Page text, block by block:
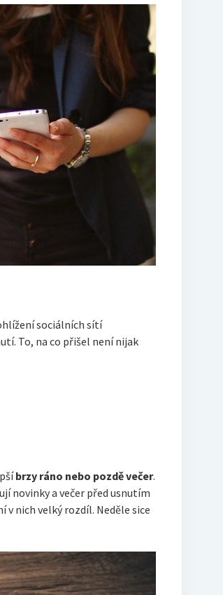
sociálních sítí
To, na co přišel není nijak
brzy ráno nebo pozdě večer.
novinky a večer před usnutím
v nich velký rozdíl. Neděle sice